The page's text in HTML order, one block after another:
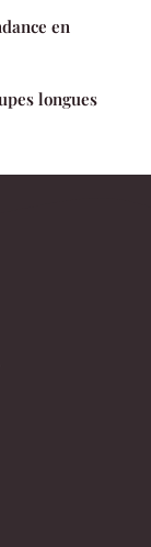
en
longues